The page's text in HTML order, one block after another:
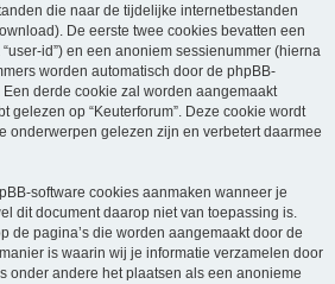
die naar de tijdelijke internetbestanden
De eerste twee cookies bevatten een
id”) en een anoniem sessienummer (hierna
worden automatisch door de phpBB-
derde cookie zal worden aangemaakt
gelezen op “Keuterforum”. Deze cookie wordt
onderwerpen gelezen zijn en verbetert daarmee
software cookies aanmaken wanneer je
dit document daarop niet van toepassing is.
de pagina’s die worden aangemaakt door de
is waarin wij je informatie verzamelen door
onder andere het plaatsen als een anonieme